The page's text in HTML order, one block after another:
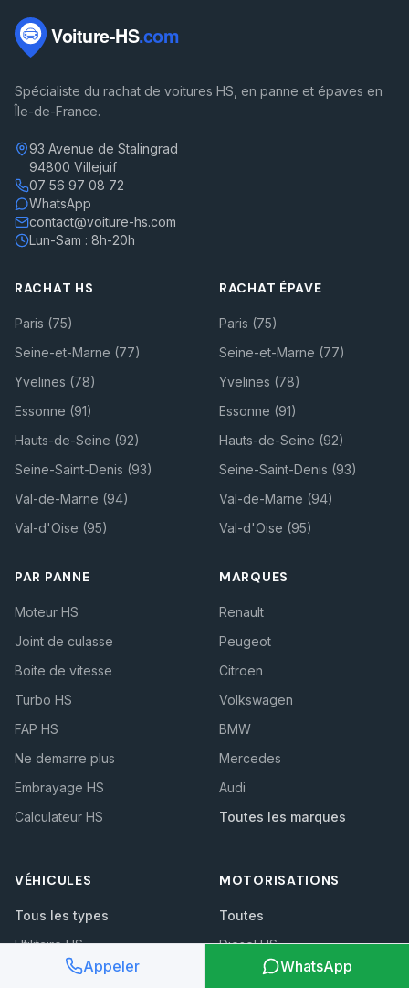
Spécialiste du rachat de voitures HS, en panne et épaves en
Île-de-France.
93 Avenue de Stalingrad
94800 Villejuif
07 56 97 08 72
WhatsApp
contact@voiture-hs.com
Lun-Sam : 8h-20h
RACHAT HS
Paris (75)
Seine-et-Marne (77)
Yvelines (78)
Essonne (91)
Hauts-de-Seine (92)
Seine-Saint-Denis (93)
Val-de-Marne (94)
Val-d'Oise (95)
RACHAT ÉPAVE
Paris (75)
Seine-et-Marne (77)
Yvelines (78)
Essonne (91)
Hauts-de-Seine (92)
Seine-Saint-Denis (93)
Val-de-Marne (94)
Val-d'Oise (95)
PAR PANNE
Moteur HS
Joint de culasse
Boite de vitesse
Turbo HS
FAP HS
Ne demarre plus
Embrayage HS
Calculateur HS
MARQUES
Renault
Peugeot
Citroen
Volkswagen
BMW
Mercedes
Audi
Toutes les marques
VÉHICULES
Tous les types
Utilitaire HS
Fourgon HS
MOTORISATIONS
Toutes
Diesel HS
Essence HS
Appeler WhatsApp